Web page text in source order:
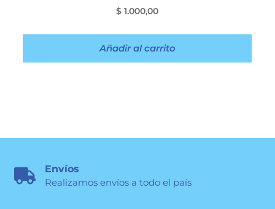
$ 1.000,00
Añadir al carrito

Envíos
Realizamos envíos a todo el país